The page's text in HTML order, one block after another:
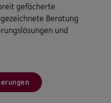
gefächerte
Beratung
und